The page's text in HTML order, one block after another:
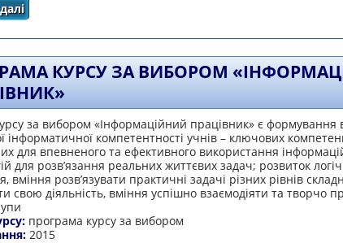
про Програма курсу за вибором «Інформаційні
КУРСУ ЗА ВИБОРОМ
за вибором «Інформаційний працівник» є формування
інформатичної компетентності учнів – ключових
для впевненого та ефективного використання
для розв’язання реальних життєвих задач; розвиток
вміння розв’язувати практичні задачі різних рівнів
свою діяльність, вміння успішно взаємодіяти та творчо
програма курсу за вибором
2015